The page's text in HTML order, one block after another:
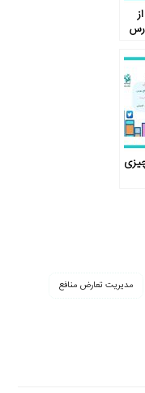
مدیریت تعارض منافع